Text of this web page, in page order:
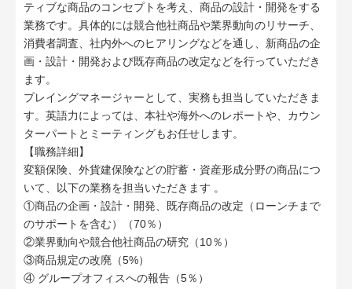
ティブな商品のコンセプトを考え、商品の設計・開発をする
業務です。具体的には競合他社商品や業界動向のリサーチ、
消費者調査、社内外へのヒアリングなどを通し、新商品の企
画・設計・開発および既存商品の改定などを行っていただき
ます。
プレイングマネージャーとして、実務も担当していただきま
す。英語力によっては、本社や海外へのレポートや、カウン
ターパートとミーティングもお任せします。
【職務詳細】
変額保険、外貨建保険などの貯蓄・資産形成分野の商品につ
いて、以下の業務を担当いただきます 。
①商品の企画・設計・開発、既存商品の改定（ローンチまで
のサポートを含む）（70％）
②業界動向や競合他社商品の研究（10％）
③商品規定の改廃（5%）
④ グループオフィスへの報告（5％）